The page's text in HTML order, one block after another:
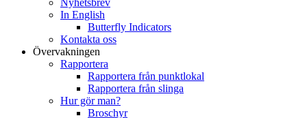
In English
Butterfly Indicators
Kontakta oss
Övervakningen
Rapportera
Rapportera från punktlokal
Rapportera från slinga
Hur gör man?
Broschyr